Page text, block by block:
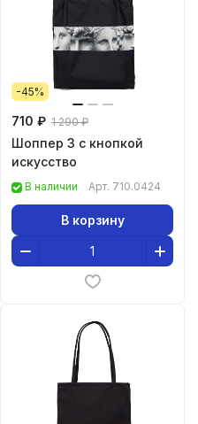
-45%
710 ₽ 1 290 ₽
Шоппер 3 с кнопкой
искусство
В наличии Арт. 710.0424
В корзину